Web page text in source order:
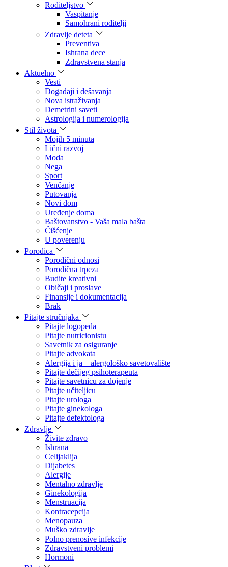
Roditeljstvo
Vaspitanje
Samohrani roditelji
Zdravlje deteta
Preventiva
Ishrana dece
Zdravstvena stanja
Aktuelno
Vesti
Događaji i dešavanja
Nova istraživanja
Demetrini saveti
Astrologija i numerologija
Stil života
Mojih 5 minuta
Lični razvoj
Moda
Nega
Sport
Venčanje
Putovanja
Novi dom
Uređenje doma
Baštovanstvo - Vaša mala bašta
Čišćenje
U poverenju
Porodica
Porodični odnosi
Porodična trpeza
Budite kreativni
Običaji i proslave
Finansije i dokumentacija
Brak
Pitajte stručnjaka
Pitajte logopeda
Pitajte nutricionistu
Savetnik za osiguranje
Pitajte advokata
Alergija i ja – alergološko savetovalište
Pitajte dečijeg psihoterapeuta
Pitajte savetnicu za dojenje
Pitajte učiteljicu
Pitajte urologa
Pitajte ginekologa
Pitajte defektologa
Zdravlje
Živite zdravo
Ishrana
Celijaklija
Dijabetes
Alergije
Mentalno zdravlje
Ginekologija
Menstruacija
Kontracepcija
Menopauza
Muško zdravlje
Polno prenosive infekcije
Zdravstveni problemi
Hormoni